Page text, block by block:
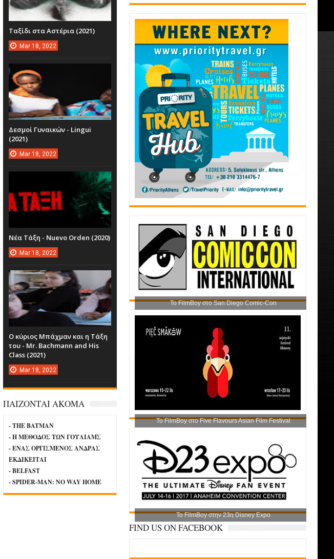
Το FilmBoy στο San Diego Comic-Con
Το FilmBoy στο Five Flavours Asian Film Festival
Το FilmBoy στην 23η Disney Expo
FIND US ON FACEBOOK
Ταξίδι στα Αστέρια (2021)
Mar 18, 2022
Δεσμοί Γυναικών - Lingui
(2021)
Mar 18, 2022
Νέα Τάξη - Nuevo Orden (2020)
Mar 18, 2022
Ο κύριος Μπάχμαν και η Τάξη
του - Mr. Bachmann and His
Class (2021)
Mar 18, 2022
ΠΑΙΖΟΝΤΑΙ ΑΚΟΜΑ
- THE BATMAN
- Η ΜΕΘΟΔΟΣ ΤΩΝ ΓΟΥΛΙΑΜΣ
- ΕΝΑΣ ΟΡΓΙΣΜΕΝΟΣ ΑΝΔΡΑΣ
ΕΚΔΙΚΕΙΤΑΙ
- BELFAST
- SPIDER-MAN: NO WAY HOME